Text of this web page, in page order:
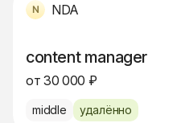
NDA
content manager
от 30 000 ₽
middle удалённо